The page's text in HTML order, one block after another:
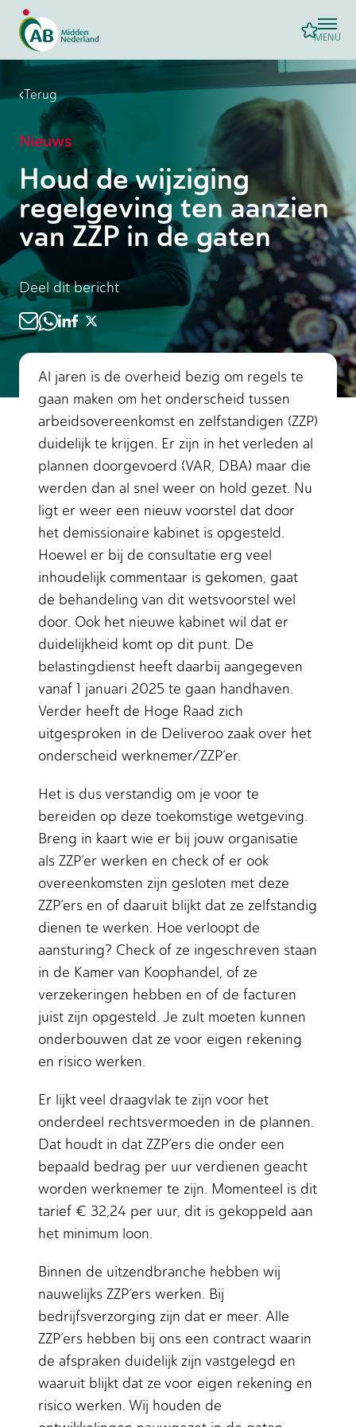
MENU
Terug
Nieuws
Houd de wijziging
regelgeving ten aanzien
van ZZP in de gaten
Deel dit bericht
Al jaren is de overheid bezig om regels te
gaan maken om het onderscheid tussen
arbeidsovereenkomst en zelfstandigen (ZZP)
duidelijk te krijgen. Er zijn in het verleden al
plannen doorgevoerd (VAR, DBA) maar die
werden dan al snel weer on hold gezet. Nu
ligt er weer een nieuw voorstel dat door
het demissionaire kabinet is opgesteld.
Hoewel er bij de consultatie erg veel
inhoudelijk commentaar is gekomen, gaat
de behandeling van dit wetsvoorstel wel
door. Ook het nieuwe kabinet wil dat er
duidelijkheid komt op dit punt. De
belastingdienst heeft daarbij aangegeven
vanaf 1 januari 2025 te gaan handhaven.
Verder heeft de Hoge Raad zich
uitgesproken in de Deliveroo zaak over het
onderscheid werknemer/ZZP’er.
Het is dus verstandig om je voor te
bereiden op deze toekomstige wetgeving.
Breng in kaart wie er bij jouw organisatie
als ZZP’er werken en check of er ook
overeenkomsten zijn gesloten met deze
ZZP’ers en of daaruit blijkt dat ze zelfstandig
dienen te werken. Hoe verloopt de
aansturing? Check of ze ingeschreven staan
in de Kamer van Koophandel, of ze
verzekeringen hebben en of de facturen
juist zijn opgesteld. Je zult moeten kunnen
onderbouwen dat ze voor eigen rekening
en risico werken.
Er lijkt veel draagvlak te zijn voor het
onderdeel rechtsvermoeden in de plannen.
Dat houdt in dat ZZP’ers die onder een
bepaald bedrag per uur verdienen geacht
worden werknemer te zijn. Momenteel is dit
tarief € 32,24 per uur, dit is gekoppeld aan
het minimum loon.
Binnen de uitzendbranche hebben wij
nauwelijks ZZP’ers werken. Bij
bedrijfsverzorging zijn dat er meer. Alle
ZZP’ers hebben bij ons een contract waarin
de afspraken duidelijk zijn vastgelegd en
waaruit blijkt dat ze voor eigen rekening en
risico werken. Wij houden de